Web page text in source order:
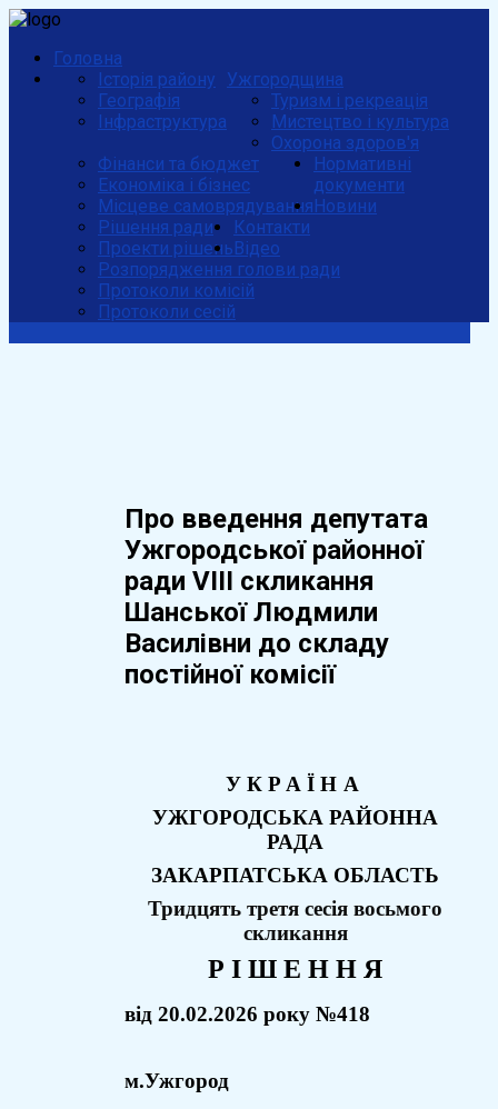
Головна
Ужгородщина
Історія району
Географія
Інфраструктура
Туризм і рекреація
Мистецтво і культура
Охорона здоров'я
Фінанси та бюджет
Економіка і бізнес
Місцеве самоврядування
Нормативні
документи
Рішення ради
Проекти рішень
Розпорядження голови ради
Протоколи комісій
Протоколи сесій
Новини
Контакти
Відео
Про введення депутата
Ужгородської районної
ради VIII скликання
Шанської Людмили
Василівни до складу
постійної комісії
УКРАЇНА
УЖГОРОДСЬКА РАЙОННА
РАДА
ЗАКАРПАТСЬКА ОБЛАСТЬ
Тридцять третясесія восьмого
скликання
Р І Ш Е Н Н Я
вiд 20.02.2026 року №418
м.Ужгород